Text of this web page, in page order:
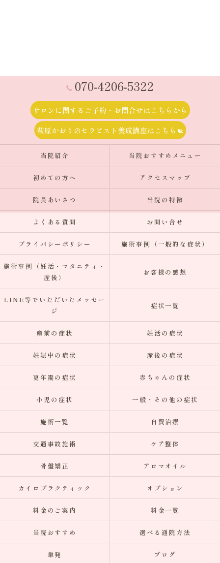
070-4206-5322
サロンに関するご予約・お問合せはこちらから
萩原かおりのセラピスト養成講座はこちら
当院紹介 当院おすすめメニュー
初めての方へ アクセスマップ
院長あいさつ 当院の特徴
よくある質問 お問い合せ
プライバシーポリシー 施術事例（一般的な症状）
施術事例（妊活・マタニティ・
産後）
お客様の感想
LINE等でいただいたメッセー
ジ
症状一覧
産前の症状 妊活の症状
妊娠中の症状 産後の症状
更年期の症状 赤ちゃんの症状
小児の症状 一般・その他の症状
施術一覧 自費治療
交通事故施術 ケア整体
骨盤矯正 アロマオイル
カイロプラクティック オプション
料金のご案内 料金一覧
当院おすすめ 選べる通院方法
単発 ブログ